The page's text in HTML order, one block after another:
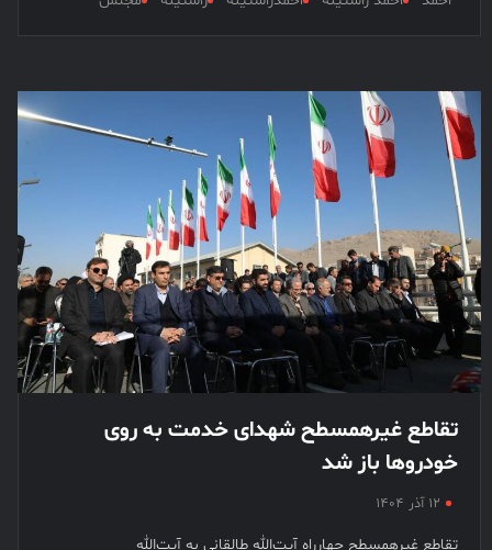
تقاطع غیرهمسطح شهدای خدمت به روی
خودروها باز شد
۱۲ آذر ۱۴۰۴
تقاطع غیرهمسطح چهارراه آیت‌الله طالقانی به آیت‌الله